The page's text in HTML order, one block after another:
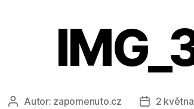
AutorAutor: zapomenuto.cz
Datum
2